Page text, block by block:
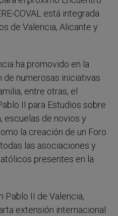
COVAL está integrada
de Valencia, Alicante y
ha promovido en la
de numerosas iniciativas
entre otras, el
II para Estudios sobre
escuelas de novios y
la creación de un Foro
las asociaciones y
presentes en la
Pablo II de Valencia,
extensión internacional